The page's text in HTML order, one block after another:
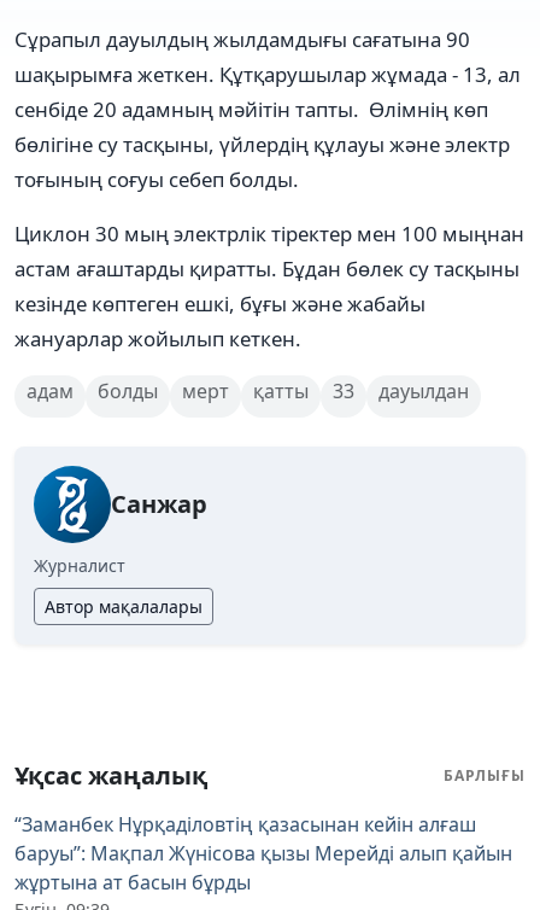
Сұрапыл дауылдың жылдамдығы сағатына 90
шақырымға жеткен. Құтқарушылар жұмада - 13, ал
сенбіде 20 адамның мәйітін тапты. Өлімнің көп
бөлігіне су тасқыны, үйлердің құлауы және электр
тоғының соғуы себеп болды.
Циклон 30 мың электрлік тіректер мен 100 мыңнан
астам ағаштарды қиратты. Бұдан бөлек су тасқыны
кезінде көптеген ешкі, бұғы және жабайы
жануарлар жойылып кеткен.
адам болды мерт қатты 33 дауылдан
Санжар
Журналист
Автор мақалалары
Ұқсас жаңалық БАРЛЫҒЫ
“Заманбек Нұрқаділовтің қазасынан кейін алғаш
баруы”: Мақпал Жүнісова қызы Мерейді алып қайын
жұртына ат басын бұрды